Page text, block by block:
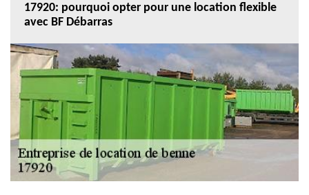
17920: pourquoi opter pour une location flexible
avec BF Débarras